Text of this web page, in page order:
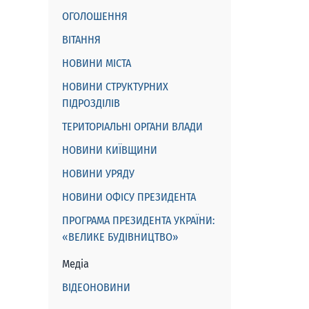
ОГОЛОШЕННЯ
ВІТАННЯ
НОВИНИ МІСТА
НОВИНИ СТРУКТУРНИХ
ПІДРОЗДІЛІВ
ТЕРИТОРІАЛЬНІ ОРГАНИ ВЛАДИ
НОВИНИ КИЇВЩИНИ
НОВИНИ УРЯДУ
НОВИНИ ОФІСУ ПРЕЗИДЕНТА
ПРОГРАМА ПРЕЗИДЕНТА УКРАЇНИ:
«ВЕЛИКЕ БУДІВНИЦТВО»
Медіа
ВІДЕОНОВИНИ